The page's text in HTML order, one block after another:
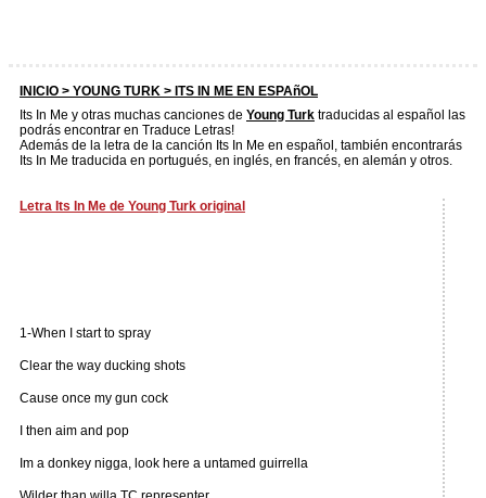
INICIO > YOUNG TURK > ITS IN ME EN ESPAñOL
Its In Me y otras muchas canciones de Young Turk traducidas al español las
podrás encontrar en Traduce Letras!
Además de la letra de la canción Its In Me en español, también encontrarás
Its In Me traducida en portugués, en inglés, en francés, en alemán y otros.
Letra Its In Me de Young Turk original
1-When I start to spray
Clear the way ducking shots
Cause once my gun cock
I then aim and pop
Im a donkey nigga, look here a untamed guirrella